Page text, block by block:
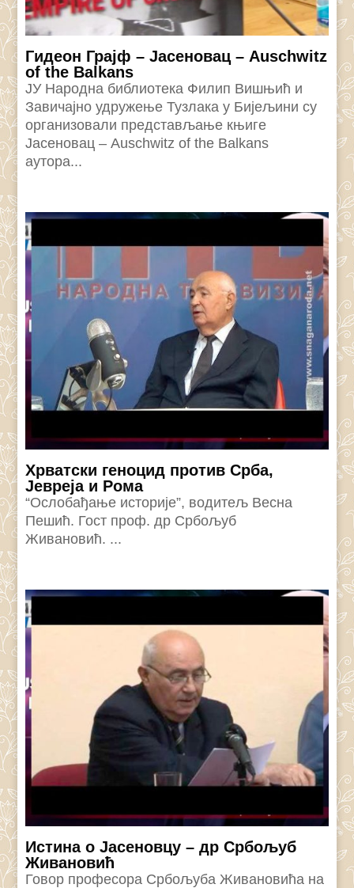
Гидеон Грајф – Јасеновац – Auschwitz
of the Balkans
ЈУ Народна библиотека Филип Вишњић и
Завичајно удружење Тузлака у Бијељини су
организовали представљање књиге
Јасеновац – Auschwitz of the Balkans
аутора...
Хрватски геноцид против Срба,
Јевреја и Рома
“Ослобађање историје”, водитељ Весна
Пешић. Гост проф. др Србољуб
Живановић. ...
Истина о Јасеновцу – др Србољуб
Живановић
Говор професора Србољуба Живановића на